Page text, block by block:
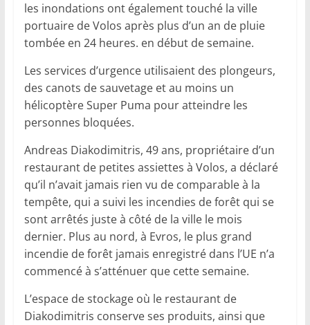
les inondations ont également touché la ville
portuaire de Volos après plus d’un an de pluie
tombée en 24 heures. en début de semaine.
Les services d’urgence utilisaient des plongeurs,
des canots de sauvetage et au moins un
hélicoptère Super Puma pour atteindre les
personnes bloquées.
Andreas Diakodimitris, 49 ans, propriétaire d’un
restaurant de petites assiettes à Volos, a déclaré
qu’il n’avait jamais rien vu de comparable à la
tempête, qui a suivi les incendies de forêt qui se
sont arrêtés juste à côté de la ville le mois
dernier. Plus au nord, à Evros, le plus grand
incendie de forêt jamais enregistré dans l’UE n’a
commencé à s’atténuer que cette semaine.
L’espace de stockage où le restaurant de
Diakodimitris conserve ses produits, ainsi que